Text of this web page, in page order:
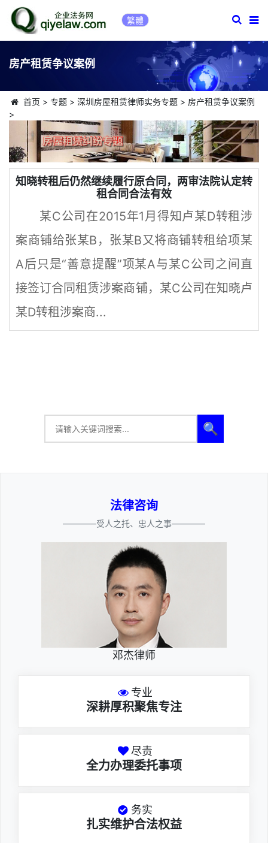
繁體
房产租赁争议案例
首页 > 专题> 深圳房屋租赁律师实务专题> 房产租赁争议案例
>
知晓转租后仍然继续履行原合同，两审法院认定转
租合同合法有效
某C公司在2015年1月得知卢某D转租涉
案商铺给张某B，张某B又将商铺转租给项某
A后只是“善意提醒”项某A与某C公司之间直
接签订合同租赁涉案商铺，某C公司在知晓卢
某D转租涉案商...
🔍
法律咨询
————受人之托、忠人之事————
邓杰律师
专业
深耕厚积聚焦专注
尽责
全力办理委托事项
务实
扎实维护合法权益